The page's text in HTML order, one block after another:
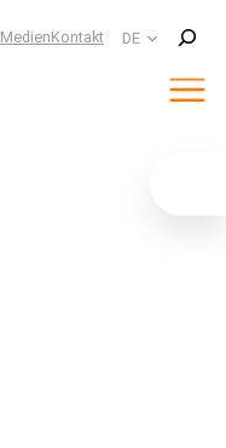
MedienKontakt DE
Suchen